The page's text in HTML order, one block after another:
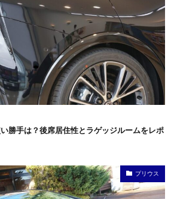
勝手は？後席居住性とラゲッジルームをレポ
プリウス